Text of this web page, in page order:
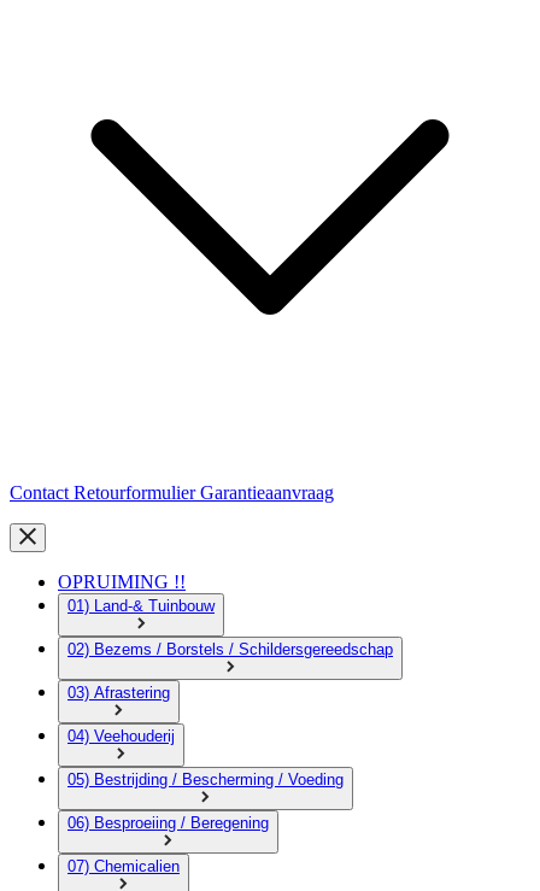
Contact RetourformulierGarantieaanvraag
OPRUIMING !!
01) Land-& Tuinbouw
02) Bezems / Borstels / Schildersgereedschap
03) Afrastering
04) Veehouderij
05) Bestrijding / Bescherming / Voeding
06) Besproeiing / Beregening
07) Chemicalien